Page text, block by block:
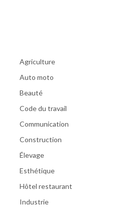
Agriculture
Auto moto
Beauté
Code du travail
Communication
Construction
Élevage
Esthétique
Hôtel restaurant
Industrie